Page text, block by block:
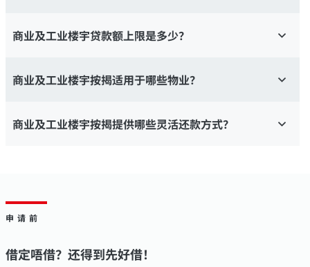
商业及工业楼宇贷款额上限是多少？
商业及工业楼宇按揭适用于哪些物业？
商业及工业楼宇按揭提供哪些灵活还款方式？
申请前
借定唔借？还得到先好借！